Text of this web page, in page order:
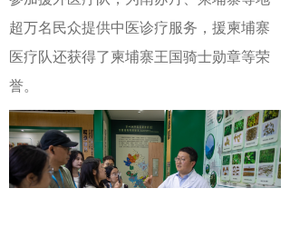
超万名民众提供中医诊疗服务，援柬埔寨
医疗队还获得了柬埔寨王国骑士勋章等荣
誉。